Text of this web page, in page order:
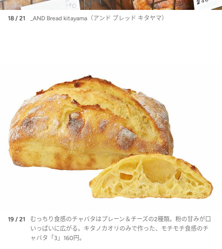
18 / 21 _AND Bread kitayama（アンド ブレッド キタヤマ）
19 / 21
むっちり食感のチャバタはプレーン＆チーズの2種類。粉の甘みが口
いっぱいに広がる。キタノカオリのみで作った、モチモチ食感のチ
ャバタ「3」160円。